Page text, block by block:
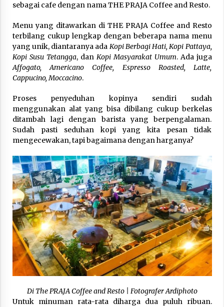
sebagai cafe dengan nama THE PRAJA Coffee and Resto.
Menu yang ditawarkan di THE PRAJA Coffee and Resto
terbilang cukup lengkap dengan beberapa nama menu
yang unik, diantaranya ada Kopi Berbagi Hati, Kopi Pattaya,
Kopi Susu Tetangga, dan Kopi Masyarakat Umum. Ada juga
Affogato, Americano Coffee, Espresso Roasted, Latte,
Cappucino, Moccacino.
Proses penyeduhan kopinya sendiri sudah
menggunakan alat yang bisa dibilang cukup berkelas
ditambah lagi dengan barista yang berpengalaman.
Sudah pasti seduhan kopi yang kita pesan tidak
mengecewakan, tapi bagaimana dengan harganya?
Di The PRAJA Coffee and Resto | Fotografer Ardiphoto
Untuk minuman rata-rata diharga dua puluh ribuan.